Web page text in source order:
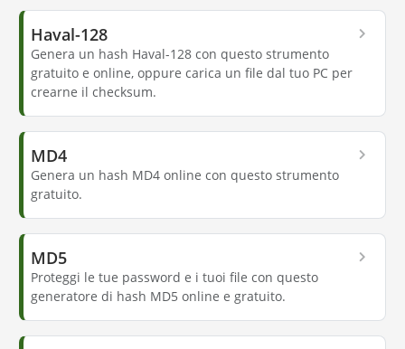
Haval-128
Genera un hash Haval-128 con questo strumento
gratuito e online, oppure carica un file dal tuo PC per
crearne il checksum.
MD4
Genera un hash MD4 online con questo strumento
gratuito.
MD5
Proteggi le tue password e i tuoi file con questo
generatore di hash MD5 online e gratuito.